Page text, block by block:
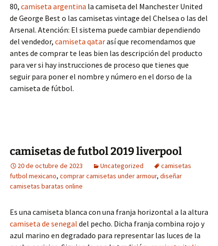
80, camiseta argentina la camiseta del Manchester United
de George Best o las camisetas vintage del Chelsea o las del
Arsenal. Atención: El sistema puede cambiar dependiendo
del vendedor, camiseta qatarasí que recomendamos que
antes de comprar te leas bien las descripción del producto
para ver si hay instrucciones de proceso que tienes que
seguir para poner el nombre y número en el dorso de la
camiseta de fútbol.
camisetas de futbol 2019 liverpool
20 de octubre de 2023 Uncategorized
camisetas
futbol mexicano, comprar camisetas under armour, diseñar
camisetas baratas online
Es una camiseta blanca con una franja horizontal a la altura
camiseta de senegal del pecho. Dicha franja combina rojo y
azul marino en degradado para representar las luces de la